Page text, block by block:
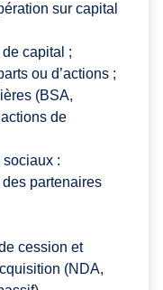
sur capital
capital ;
ou d’actions ;
(BSA,
de
:
partenaires
cession et
(NDA,